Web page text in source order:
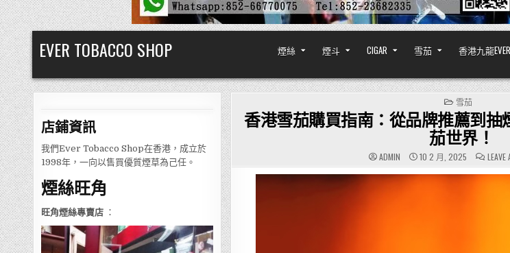
Skip
to
content
EVER TOBACCO SHOP 煙絲 煙斗 CIGAR 雪茄 香港九龍
店鋪資訊
我們Ever Tobacco Shop在香港，成立於
1998年，一向以售買優質煙草為己任。
煙絲旺角
旺角煙絲專賣店 ：
POSTED
IN
雪茄
香港雪茄購買指南：從品牌推薦到抽
茄世界！
ADMIN 10 2 月, 2025 LEAVE